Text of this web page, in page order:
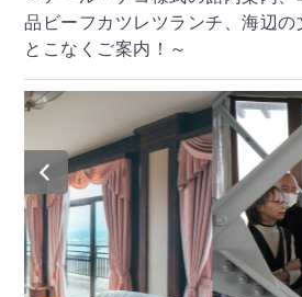
品ビーフカツレツランチ、海辺の
とこなくご案内！～